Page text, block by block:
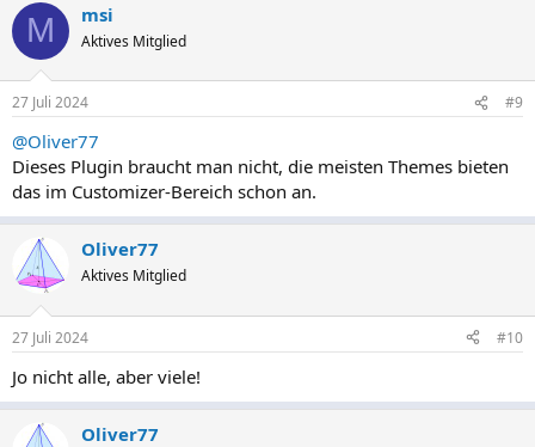
M msi
Aktives Mitglied
27 Juli 2024 #9
@Oliver77
Dieses Plugin braucht man nicht, die meisten Themes bieten
das im Customizer-Bereich schon an.
Oliver77
Aktives Mitglied
27 Juli 2024 #10
Jo nicht alle, aber viele!
Oliver77